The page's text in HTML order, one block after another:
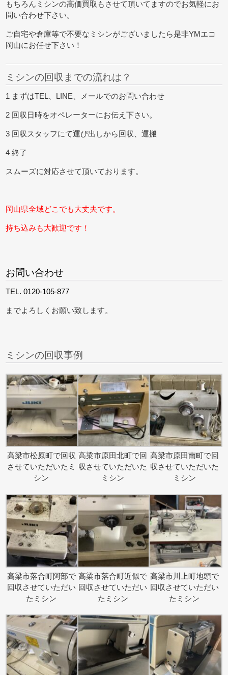
もちろんミシンの高価買取もさせて頂いてますのでお気軽にお
問い合わせ下さい。
ご自宅や倉庫等で不要なミシンがございましたら是非YMエコ
岡山にお任せ下さい！
ミシンの回収までの流れは？
1 まずはTEL、LINE、メールでのお問い合わせ
2 回収日時をオペレーターにお伝え下さい。
3 回収スタッフにて運び出しから回収、運搬
4 終了
スムーズに対応させて頂いております。
岡山県全域どこでも大丈夫です。
持ち込みも大歓迎です！
お問い合わせ
TEL. 0120-105-877
までよろしくお願い致します。
ミシンの回収事例
高梁市松原町で回収
させていただいたミ
シン
高梁市原田北町で回
収させていただいた
ミシン
高梁市原田南町で回
収させていただいた
ミシン
高梁市落合町阿部で
回収させていただい
たミシン
高梁市落合町近似で
回収させていただい
たミシン
高梁市川上町地頭で
回収させていただい
たミシン